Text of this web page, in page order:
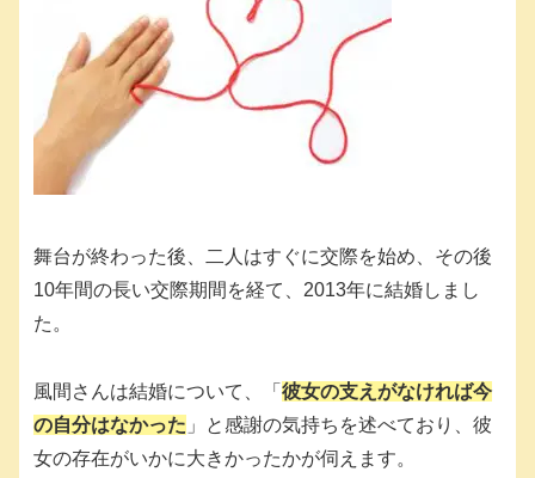
舞台が終わった後、二人はすぐに交際を始め、その後
10年間の長い交際期間を経て、2013年に結婚しまし
た。
風間さんは結婚について、「 彼女の支えがなければ今
の自分はなかった 」と感謝の気持ちを述べており、彼
女の存在がいかに大きかったかが伺えます。